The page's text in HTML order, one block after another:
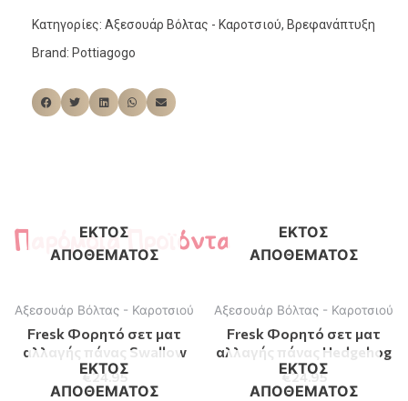
Κατηγορίες: Αξεσουάρ Βόλτας - Καροτσιού, Βρεφανάπτυξη
Brand: Pottiagogo
Παρόμοια Προϊόντα
ΕΚΤΌΣ
ΑΠΟΘΈΜΑΤΟΣ
Αξεσουάρ Βόλτας - Καροτσιού
Fresk Φορητό σετ ματ
αλλαγής πάνας Swallow
€24.95
ΕΚΤΌΣ
ΑΠΟΘΈΜΑΤΟΣ
Αξεσουάρ Βόλτας - Καροτσιού
Fresk Φορητό σετ ματ
αλλαγής πάνας Hedgehog
€24.95
ΕΚΤΌΣ
ΑΠΟΘΈΜΑΤΟΣ
ΕΚΤΌΣ
ΑΠΟΘΈΜΑΤΟΣ